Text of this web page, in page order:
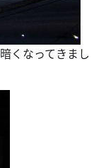
くなってきまし